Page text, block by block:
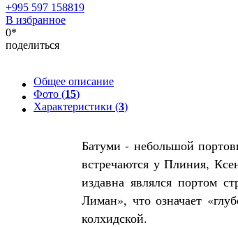
+995 597 158819
В избранное
0*
поделиться
Общее описание
Фото (15)
Характеристики (3)
Батуми - небольшой
встречаются у Плиния,
издавна являлся портом
Лиман», что означает
колхидской.